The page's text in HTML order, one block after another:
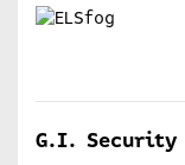
G.I. Security